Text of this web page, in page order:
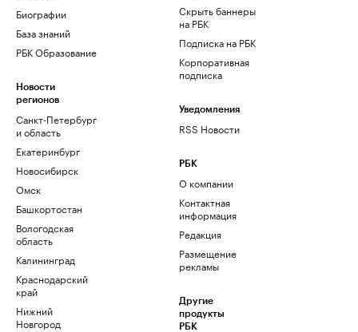
Биографии
База знаний
РБК Образование
Новости
регионов
Санкт-Петербург
и область
Екатеринбург
Новосибирск
Омск
Башкортостан
Вологодская
область
Калининград
Краснодарский
край
Нижний
Новгород
Скрыть баннеры
на РБК
Подписка на РБК
Корпоративная
подписка
Уведомления
RSS Новости
РБК
О компании
Контактная
информация
Редакция
Размещение
рекламы
Другие
продукты
РБК